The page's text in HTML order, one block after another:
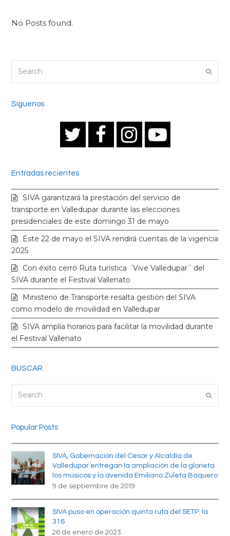
No Posts found.
Síguenos
i
t
t
e
r
c
e
b
o
o
k
s
t
a
g
r
a
Y
u
t
u
b
e
Entradas recientes
SIVA garantizará la prestación del servicio de
transporte en Valledupar durante las elecciones
presidenciales de este domingo 31 de mayo
Este 22 de mayo el SIVA rendirá cuentas de la vigencia
2025
Con éxito cerró Ruta turística ´Vive Valledupar´ del
SIVA durante el Festival Vallenato
Ministerio de Transporte resalta gestión del SIVA
como modelo de movilidad en Valledupar
SIVA amplía horarios para facilitar la movilidad durante
el Festival Vallenato
BUSCAR
Popular Posts
SIVA, Gobernación del Cesar y Alcaldía de
Valledupar entregan la ampliación de la glorieta
los músicos y la avenida Emiliano Zuleta Baquero
9 de septiembre de 2019
SIVA puso en operación quinta ruta del SETP: la
316
26 de enero de 2023